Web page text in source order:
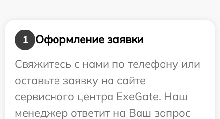
1
Оформление заявки
Свяжитесь с нами по телефону или
оставьте заявку на сайте
сервисного центра ExeGate. Наш
менеджер ответит на Ваш запрос